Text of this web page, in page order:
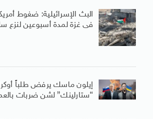
البث الإسرائيلية: ضغوط
فى غزة لمدة أسبوعين لنزع
إيلون ماسك يرفض طلباً
“ستارلينك” لشن ضربات